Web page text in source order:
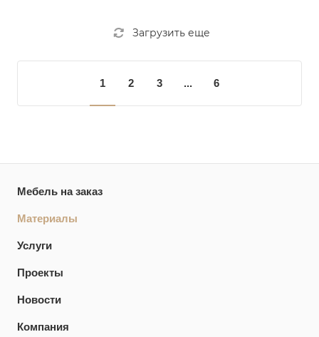
Загрузить еще
1 2 3 ... 6
Мебель на заказ
Материалы
Услуги
Проекты
Новости
Компания